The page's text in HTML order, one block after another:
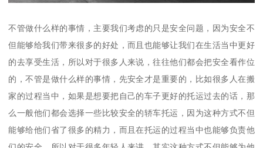
不管做什么样的事情，主要我们考虑的只是安全问题，因为安全不
但能够给我们带来很多的好处，而且也能够让我们在生活当中更好
的去享受生活，所以对于很多人来说，往往他们都会把安全看作位
的，不管是做什么样的事情，先安全才是重要的，比如很多人在搬
家的过程当中，如果是想要把自己的车子更好的托运过去的话，那
么一般他们都会选择一些比较安全的轿车托运，因为这种方式不但
能够给他们省了很多的精力，而且在托运的过程当中也能够负责他